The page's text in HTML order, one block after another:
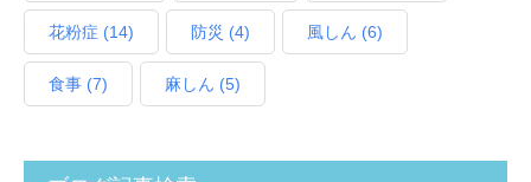
花粉症 (14) 防災 (4) 風しん (6)
食事 (7) 麻しん (5)